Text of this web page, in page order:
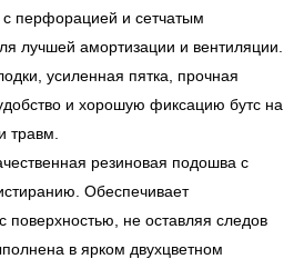
с перфорацией и сетчатым
лучшей амортизации и вентиляции.
усиленная пятка, прочная
и хорошую фиксацию бутс на
травм.
резиновая подошва с
Обеспечивает
поверхностью, не оставляя следов
в ярком двухцветном